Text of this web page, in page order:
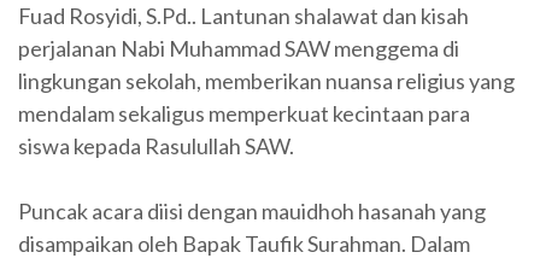
Fuad Rosyidi, S.Pd.. Lantunan shalawat dan kisah
perjalanan Nabi Muhammad SAW menggema di
lingkungan sekolah, memberikan nuansa religius yang
mendalam sekaligus memperkuat kecintaan para
siswa kepada Rasulullah SAW.
Puncak acara diisi dengan mauidhoh hasanah yang
disampaikan oleh Bapak Taufik Surahman. Dalam